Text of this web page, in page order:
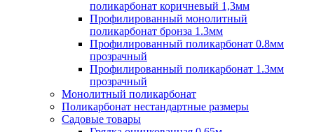
поликарбонат коричневый 1,3мм
Профилированный монолитный
поликарбонат бронза 1.3мм
Профилированный поликарбонат 0.8мм
прозрачный
Профилированный поликарбонат 1.3мм
прозрачный
Монолитный поликарбонат
Поликарбонат нестандартные размеры
Садовые товары